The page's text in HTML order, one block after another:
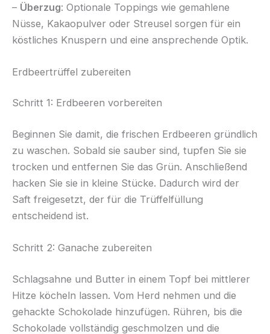
– Überzug: Optionale Toppings wie gemahlene
Nüsse, Kakaopulver oder Streusel sorgen für ein
köstliches Knuspern und eine ansprechende Optik.
Erdbeertrüffel zubereiten
Schritt 1: Erdbeeren vorbereiten
Beginnen Sie damit, die frischen Erdbeeren gründlich
zu waschen. Sobald sie sauber sind, tupfen Sie sie
trocken und entfernen Sie das Grün. Anschließend
hacken Sie sie in kleine Stücke. Dadurch wird der
Saft freigesetzt, der für die Trüffelfüllung
entscheidend ist.
Schritt 2: Ganache zubereiten
Schlagsahne und Butter in einem Topf bei mittlerer
Hitze köcheln lassen. Vom Herd nehmen und die
gehackte Schokolade hinzufügen. Rühren, bis die
Schokolade vollständig geschmolzen und die